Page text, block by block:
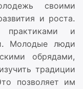
своими
и роста.
практиками и
Молодые люди
обрядами,
традиции
позволяет им